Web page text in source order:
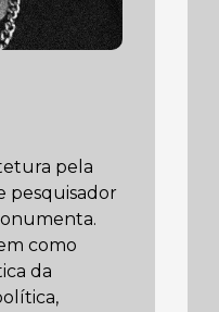
pela
pesquisador
como
da